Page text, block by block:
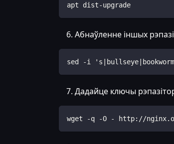
apt dist-upgrade
Абнаўленне іншых
sed -i
Дадайце ключы
wget -q -O - http://